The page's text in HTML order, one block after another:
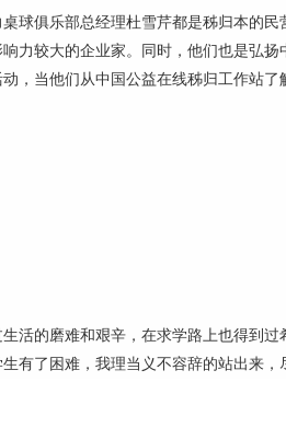
俱乐部总经理杜雪芹都是秭归本的民
力较大的企业家。同时，他们也是弘
，当他们从中国公益在线秭归工作站
的磨难和艰辛，在求学路上也得到过
有了困难，我理当义不容辞的站出来，